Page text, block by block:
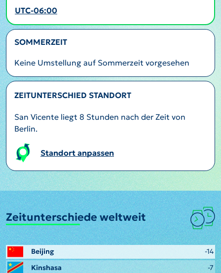
UTC-06:00
SOMMERZEIT
Keine Umstellung auf Sommerzeit vorgesehen
ZEITUNTERSCHIED STANDORT
San Vicente liegt 8 Stunden nach der Zeit von
Berlin.
Standort anpassen
Zeitunterschiede weltweit
Beijing
-14
Kinshasa
-7